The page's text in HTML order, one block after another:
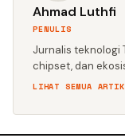
Ahmad Luthfi
PENULIS
Jurnalis teknologi
chipset, dan
LIHAT SEMUA